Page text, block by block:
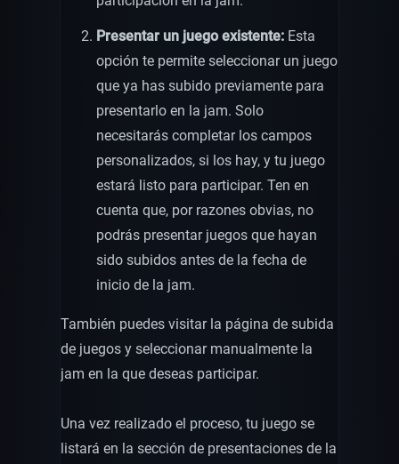
Presentar un juego existente: Esta
opción te permite seleccionar un juego
que ya has subido previamente para
presentarlo en la jam. Solo
necesitarás completar los campos
personalizados, si los hay, y tu juego
estará listo para participar. Ten en
cuenta que, por razones obvias, no
podrás presentar juegos que hayan
sido subidos antes de la fecha de
inicio de la jam.
También puedes visitar la página de subida
de juegos y seleccionar manualmente la
jam en la que deseas participar.
Una vez realizado el proceso, tu juego se
listará en la sección de presentaciones de la